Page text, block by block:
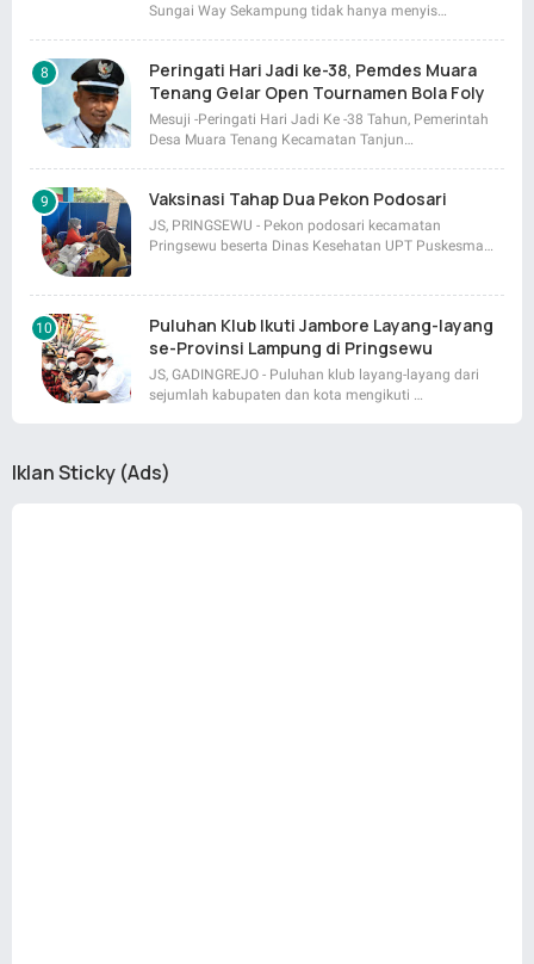
Sungai Way Sekampung tidak hanya menyis…
Peringati Hari Jadi ke-38, Pemdes Muara
Tenang Gelar Open Tournamen Bola Foly
Mesuji -Peringati Hari Jadi Ke -38 Tahun, Pemerintah
Desa Muara Tenang Kecamatan Tanjun…
Vaksinasi Tahap Dua Pekon Podosari
JS, PRINGSEWU - Pekon podosari kecamatan
Pringsewu beserta Dinas Kesehatan UPT Puskesma…
Puluhan Klub Ikuti Jambore Layang-layang
se-Provinsi Lampung di Pringsewu
JS, GADINGREJO - Puluhan klub layang-layang dari
sejumlah kabupaten dan kota mengikuti …
Iklan Sticky (Ads)